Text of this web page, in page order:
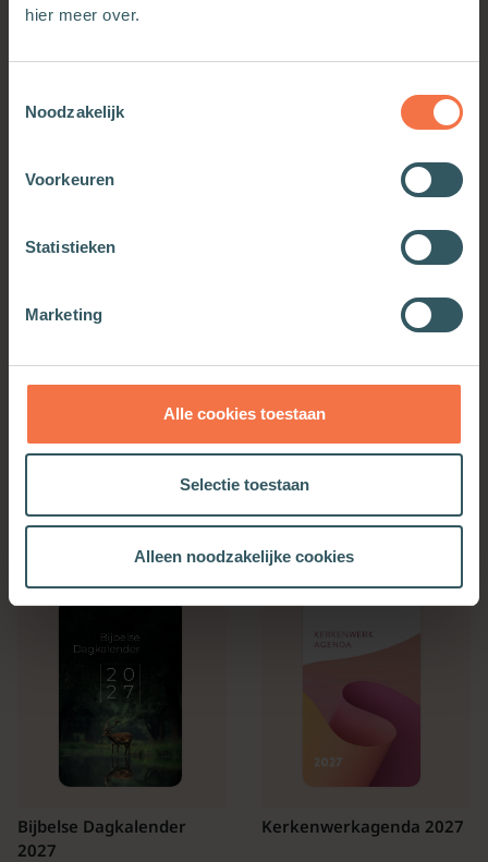
hier meer over.
Noodzakelijk
Voorkeuren
Statistieken
Marketing
Alle cookies toestaan
Selectie toestaan
Alleen noodzakelijke cookies
Meer van deze auteur
Hoop doet leven
Meer informatie
OOK INTERESSANT
Bijbelse Dagkalender
2027
Kerkenwerkagenda 2027